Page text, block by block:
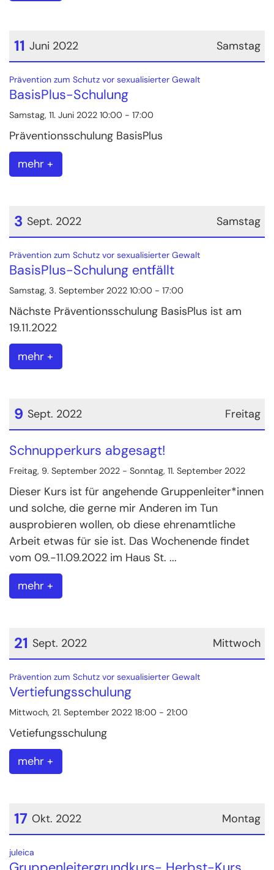
Samstag
11 Juni 2022
Datum: 11. Juni 2022
Prävention zum Schutz vor sexualisierter Gewalt
BasisPlus-Schulung
Samstag, 11. Juni 2022 10:00 - 17:00
Präventionsschulung BasisPlus
mehr +
Samstag
3 Sept. 2022
Datum: 3. September 2022
Prävention zum Schutz vor sexualisierter Gewalt
BasisPlus-Schulung entfällt
Samstag, 3. September 2022 10:00 - 17:00
Nächste Präventionsschulung BasisPlus ist am
19.11.2022
mehr +
Freitag
9 Sept. 2022
Datum: 9. September 2022
Schnupperkurs abgesagt!
Freitag, 9. September 2022 - Sonntag, 11. September 2022
Dieser Kurs ist für angehende Gruppenleiter*innen
und solche, die gerne mir Anderen im Tun
ausprobieren wollen, ob diese ehrenamtliche
Arbeit etwas für sie ist. Das Wochenende findet
vom 09.-11.09.2022 im Haus St. ...
mehr +
Mittwoch
21 Sept. 2022
Datum: 21. September 2022
Prävention zum Schutz vor sexualisierter Gewalt
Vertiefungsschulung
Mittwoch, 21. September 2022 18:00 - 21:00
Vetiefungsschulung
mehr +
Montag
17 Okt. 2022
Datum: 17. Oktober 2022
juleica